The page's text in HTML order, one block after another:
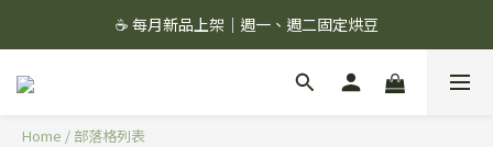
☕ 每月新品上架｜週一、週二固定烘豆
☕ 每月新品上架｜週一、週二固定烘豆
絲綢濾杯＋滔滔配方,組合價 1299 ✨
Home / 部落格列表